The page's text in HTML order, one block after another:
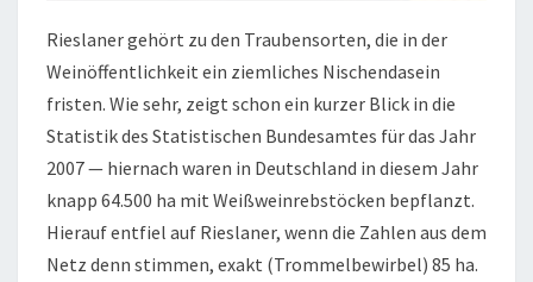
Rieslaner gehört zu den Traubensorten, die in der
Weinöffentlichkeit ein ziemliches Nischendasein
fristen. Wie sehr, zeigt schon ein kurzer Blick in die
Statistik des Statistischen Bundesamtes für das Jahr
2007 — hiernach waren in Deutschland in diesem Jahr
knapp 64.500 ha mit Weißweinrebstöcken bepflanzt.
Hierauf entfiel auf Rieslaner, wenn die Zahlen aus dem
Netz denn stimmen, exakt (Trommelbewirbel) 85 ha.